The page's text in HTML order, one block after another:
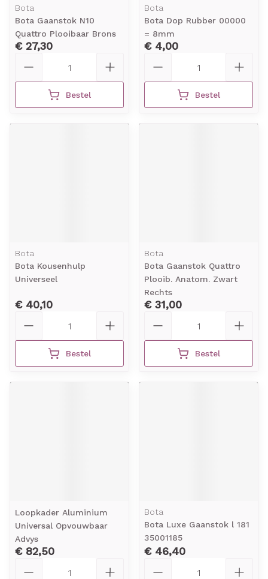
Bota
Bota Gaanstok N10
Quattro Plooibaar Brons
€ 27,30
Bestel
Bota
Bota Dop Rubber 00000
= 8mm
€ 4,00
Bestel
Bota
Bota Kousenhulp
Universeel
€ 40,10
Bestel
Bota
Bota Gaanstok Quattro
Plooib. Anatom. Zwart
Rechts
€ 31,00
Bestel
Loopkader Aluminium
Universal Opvouwbaar
Advys
€ 82,50
Bota
Bota Luxe Gaanstok l 181
35001185
€ 46,40